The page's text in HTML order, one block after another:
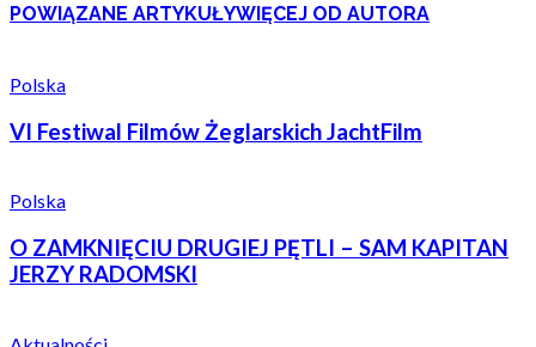
POWIĄZANE ARTYKUŁYWIĘCEJ OD AUTORA
Polska
VI Festiwal Filmów Żeglarskich JachtFilm
Polska
O ZAMKNIĘCIU DRUGIEJ PĘTLI – SAM KAPITAN
JERZY RADOMSKI